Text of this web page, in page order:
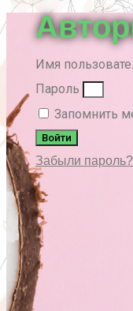
Имя
Пароль
Запомнить
Войти
Забыли пароль?